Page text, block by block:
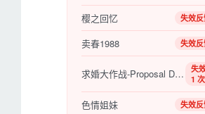
樱之回忆 失效
卖春1988 失效
求婚大作战-Proposal Daisakusen
失
1 次
色情姐妹 失效